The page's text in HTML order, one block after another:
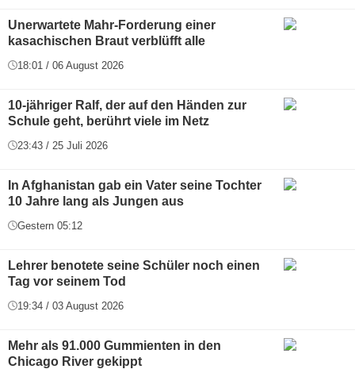
Unerwartete Mahr-Forderung einer
kasachischen Braut verblüfft alle
18:01 / 06 August 2026
10-jähriger Ralf, der auf den Händen zur
Schule geht, berührt viele im Netz
23:43 / 25 Juli 2026
In Afghanistan gab ein Vater seine Tochter
10 Jahre lang als Jungen aus
Gestern 05:12
Lehrer benotete seine Schüler noch einen
Tag vor seinem Tod
19:34 / 03 August 2026
Mehr als 91.000 Gummienten in den
Chicago River gekippt